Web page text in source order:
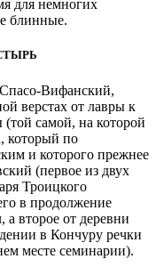
для немногих
блинные.
Вифанский,
верстах от лавры к
самой, на которой
который по
и которого прежнее
(первое из двух
Троицкого
в продолжение
а второе от деревни
в Кончуру речки
месте семинарии).